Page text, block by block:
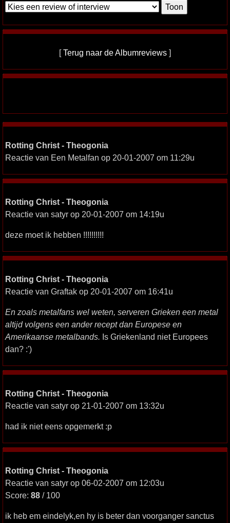
[Terug naar de Albumreviews ]
Rotting Christ - Theogonia
Reactie van Een Metalfan op 20-01-2007 om 11:29u
Rotting Christ - Theogonia
Reactie van satyr op 20-01-2007 om 14:19u
deze moet ik hebben !!!!!!!!!!
Rotting Christ - Theogonia
Reactie van Graftak op 20-01-2007 om 16:41u
En zoals metalfans wel weten, serveren Grieken een metal
altijd volgens een ander recept dan Europese en
Amerikaanse metalbands. Is Griekenland niet Europees
dan? :')
Rotting Christ - Theogonia
Reactie van satyr op 21-01-2007 om 13:32u
had ik niet eens opgemerkt :p
Rotting Christ - Theogonia
Reactie van satyr op 06-02-2007 om 12:03u
Score: 88 / 100
ik heb em eindelyk,en hy is beter dan voorganger sanctus